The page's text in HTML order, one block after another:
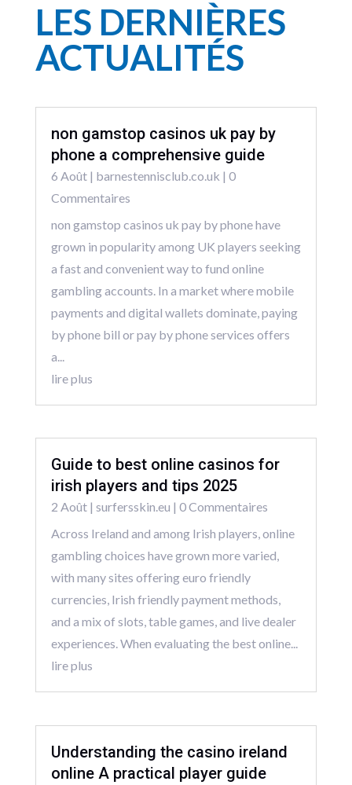
LES DERNIÈRES
ACTUALITÉS
non gamstop casinos uk pay by
phone a comprehensive guide
6 Août| barnestennisclub.co.uk | 0
Commentaires
non gamstop casinos uk pay by phone have
grown in popularity among UK players seeking
a fast and convenient way to fund online
gambling accounts. In a market where mobile
payments and digital wallets dominate, paying
by phone bill or pay by phone services offers
a...
lire plus
Guide to best online casinos for
irish players and tips 2025
2 Août| surfersskin.eu | 0 Commentaires
Across Ireland and among Irish players, online
gambling choices have grown more varied,
with many sites offering euro friendly
currencies, Irish friendly payment methods,
and a mix of slots, table games, and live dealer
experiences. When evaluating the best online...
lire plus
Understanding the casino ireland
online A practical player guide